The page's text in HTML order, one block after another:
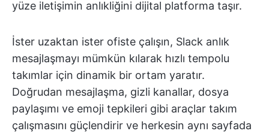
yüze iletişimin anlıkliğini dijital platforma taşır.
İster uzaktan ister ofiste çalışın, Slack anlık
mesajlaşmayı mümkün kılarak hızlı tempolu
takımlar için dinamik bir ortam yaratır.
Doğrudan mesajlaşma, gizli kanallar, dosya
paylaşımı ve emoji tepkileri gibi araçlar takım
çalışmasını güçlendirir ve herkesin aynı sayfada